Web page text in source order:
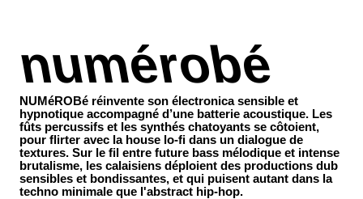
numérobé
NUMéROBé réinvente son électronica sensible et
hypnotique accompagné d’une batterie acoustique. Les
fûts percussifs et les synthés chatoyants se côtoient,
pour flirter avec la house lo-fi dans un dialogue de
textures. Sur le fil entre future bass mélodique et intense
brutalisme, les calaisiens déploient des productions dub
sensibles et bondissantes, et qui puisent autant dans la
techno minimale que l'abstract hip-hop.